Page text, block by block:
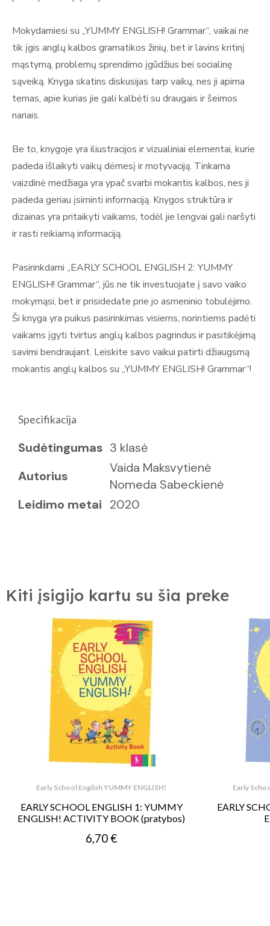
Mokydamiesi su „YUMMY ENGLISH! Grammar“, vaikai ne
tik įgis anglų kalbos gramatikos žinių, bet ir lavins kritinį
mąstymą, problemų sprendimo įgūdžius bei socialinę
sąveiką. Knyga skatins diskusijas tarp vaikų, nes ji apima
temas, apie kurias jie gali kalbėti su draugais ir šeimos
nariais.
Be to, knygoje yra iliustracijos ir vizualiniai elementai, kurie
padeda išlaikyti vaikų dėmesį ir motyvaciją. Tinkama
vaizdinė medžiaga yra ypač svarbi mokantis kalbos, nes ji
padeda geriau įsiminti informaciją. Knygos struktūra ir
dizainas yra pritaikyti vaikams, todėl jie lengvai gali naršyti
ir rasti reikiamą informaciją.
Pasirinkdami „EARLY SCHOOL ENGLISH 2: YUMMY
ENGLISH! Grammar“, jūs ne tik investuojate į savo vaiko
mokymąsi, bet ir prisidedate prie jo asmeninio tobulėjimo.
Ši knyga yra puikus pasirinkimas visiems, norintiems padėti
vaikams įgyti tvirtus anglų kalbos pagrindus ir pasitikėjimą
savimi bendraujant. Leiskite savo vaikui patirti džiaugsmą
mokantis anglų kalbos su „YUMMY ENGLISH! Grammar“!
Specifikacija
Sudėtingumas 3 klasė
Autorius
Vaida Maksvytienė
Nomeda Sabeckienė
Leidimo metai 2020
Kiti įsigijo kartu su šia preke
Early School English YUMMY ENGLISH!
EARLY SCHOOL ENGLISH 1: YUMMY
ENGLISH! ACTIVITY BOOK (pratybos)
6,70 €
Early
EARLY